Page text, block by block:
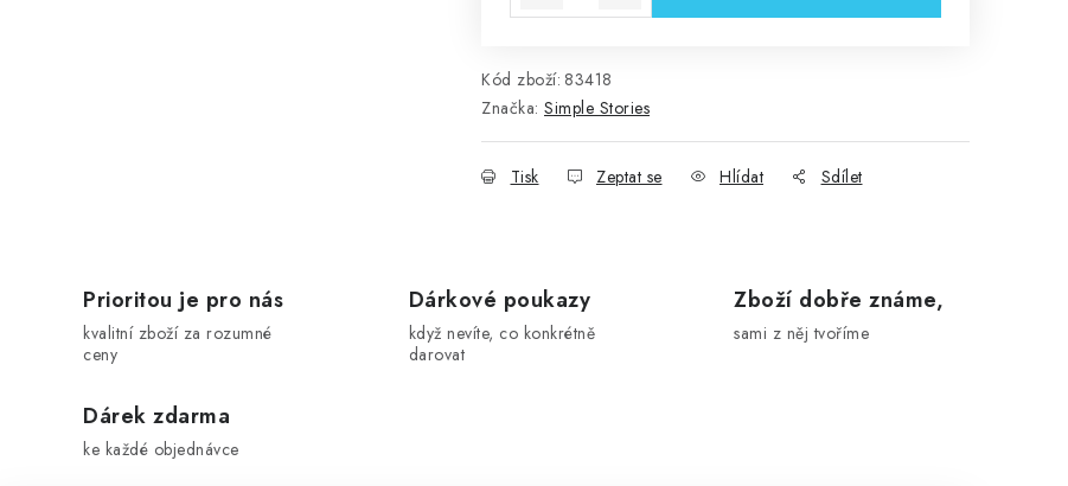
Kód zboží: 83418
Značka: Simple Stories
Tisk Zeptat se Hlídat Sdílet
Prioritou je pro nás
kvalitní zboží za rozumné
ceny
Dárkové poukazy
když nevíte, co konkrétně
darovat
Zboží dobře známe,
sami z něj tvoříme
Dárek zdarma
ke každé objednávce